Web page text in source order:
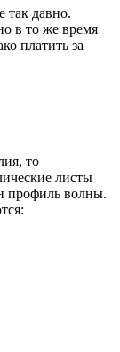
так давно.
в то же время
платить за
то
листы
профиль волны.